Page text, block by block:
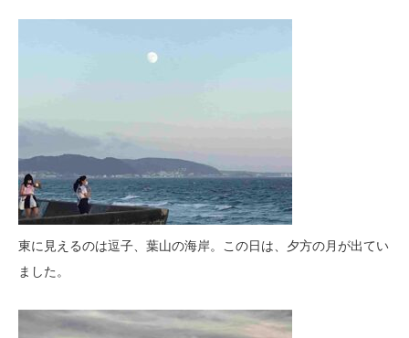
東に見えるのは逗子、葉山の海岸。この日は、夕方の月が出てい
ました。